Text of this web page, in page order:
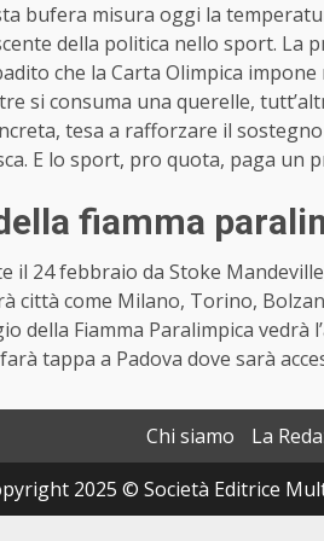
bufera misura oggi la
della politica nello sport. La
che la Carta Olimpica
si consuma una querelle,
tesa a rafforzare il
E lo sport, pro quota, paga un
fiamma
il 24 febbraio da Stoke
città come Milano, Torino,
della Fiamma Paralimpica
tappa a Padova dove sarà
Chi siamo La
2025 © Società Editrice